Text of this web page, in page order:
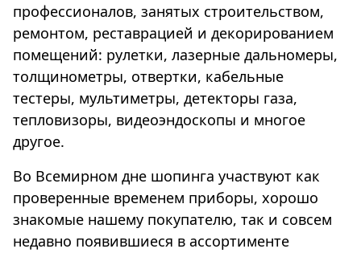
профессионалов, занятых строительством,
ремонтом, реставрацией и декорированием
помещений: рулетки, лазерные дальномеры,
толщинометры, отвертки, кабельные
тестеры, мультиметры, детекторы газа,
тепловизоры, видеоэндоскопы и многое
другое.
Во Всемирном дне шопинга участвуют как
проверенные временем приборы, хорошо
знакомые нашему покупателю, так и совсем
недавно появившиеся в ассортименте